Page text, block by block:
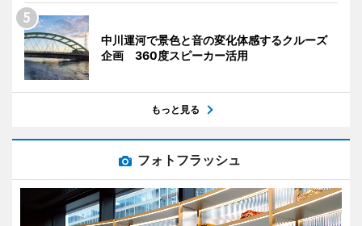
中川運河で景色と音の変化体感するクルーズ
企画 360度スピーカー活用
もっと見る
フォトフラッシュ